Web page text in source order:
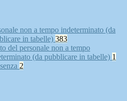
non a tempo indeterminato (da
in tabelle) 383
del personale non a tempo
(da pubblicare in tabelle) 1
2